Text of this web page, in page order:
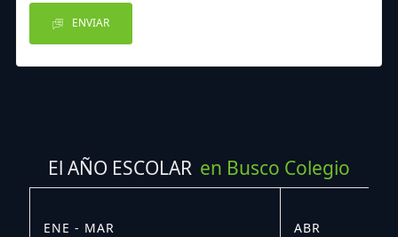
ENVIAR
El AÑO ESCOLAR en Busco Colegio
ENE - MAR ABR